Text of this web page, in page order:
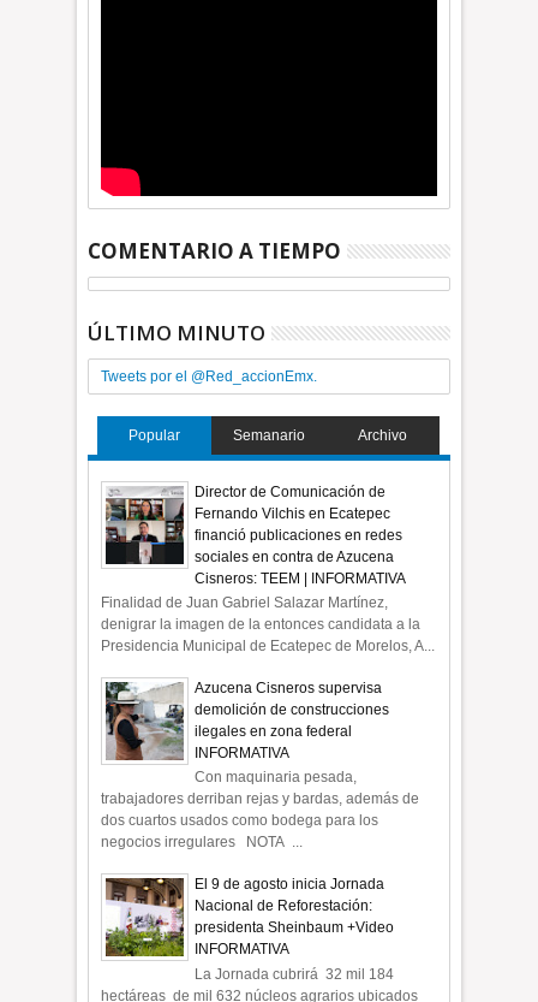
COMENTARIO A TIEMPO
ÚLTIMO MINUTO
Tweets por el @Red_accionEmx.
Popular Semanario Archivo
Director de Comunicación de
Fernando Vilchis en Ecatepec
financió publicaciones en redes
sociales en contra de Azucena
Cisneros: TEEM | INFORMATIVA
Finalidad de Juan Gabriel Salazar Martínez,
denigrar la imagen de la entonces candidata a la
Presidencia Municipal de Ecatepec de Morelos, A...
Azucena Cisneros supervisa
demolición de construcciones
ilegales en zona federal
INFORMATIVA
Con maquinaria pesada,
trabajadores derriban rejas y bardas, además de
dos cuartos usados como bodega para los
negocios irregulares NOTA ...
El 9 de agosto inicia Jornada
Nacional de Reforestación:
presidenta Sheinbaum +Video
INFORMATIVA
La Jornada cubrirá 32 mil 184
hectáreas de mil 632 núcleos agrarios ubicados